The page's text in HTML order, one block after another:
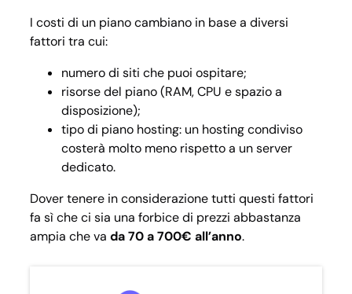
I costi di un piano cambiano in base a diversi
fattori tra cui:
numero di siti che puoi ospitare;
risorse del piano (RAM, CPU e spazio a
disposizione);
tipo di piano hosting: un hosting condiviso
costerà molto meno rispetto a un server
dedicato.
Dover tenere in considerazione tutti questi fattori
fa sì che ci sia una forbice di prezzi abbastanza
ampia che va da 70 a 700€ all’anno.